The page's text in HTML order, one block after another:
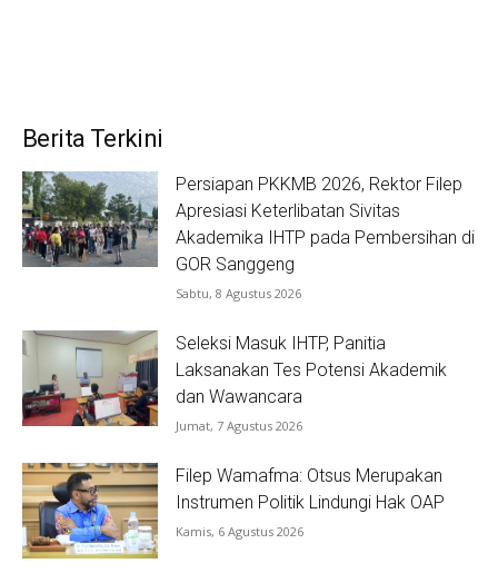
Berita Terkini
Persiapan PKKMB 2026, Rektor Filep
Apresiasi Keterlibatan Sivitas
Akademika IHTP pada Pembersihan di
GOR Sanggeng
Sabtu, 8 Agustus 2026
Seleksi Masuk IHTP, Panitia
Laksanakan Tes Potensi Akademik
dan Wawancara
Jumat, 7 Agustus 2026
Filep Wamafma: Otsus Merupakan
Instrumen Politik Lindungi Hak OAP
Kamis, 6 Agustus 2026